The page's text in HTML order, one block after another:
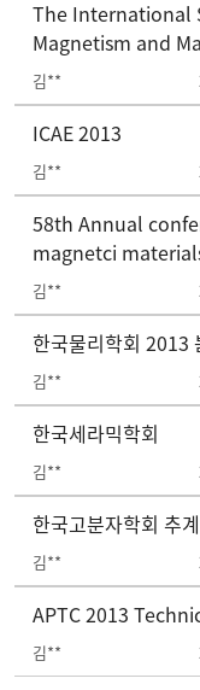
The International
Magnetism and
김**
ICAE 2013
김**
58th Annual
magnetci
김**
한국물리학회 2013
김**
한국세라믹학회
김**
한국고분자학회 추
김**
APTC 2013
김**